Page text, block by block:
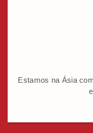
Estamos na Ásia